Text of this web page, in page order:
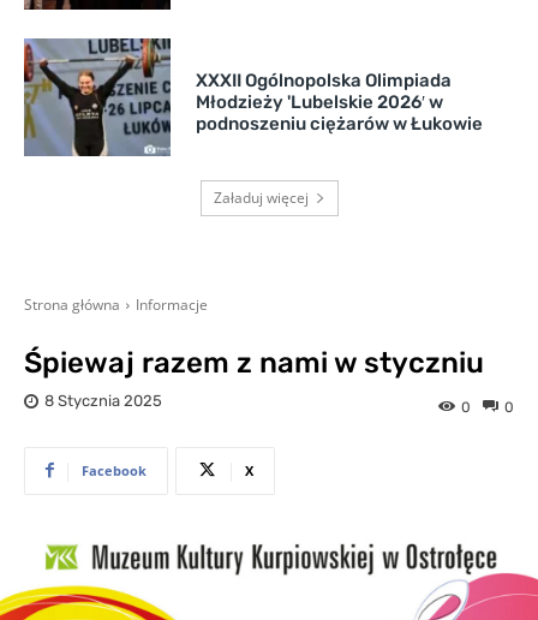
XXXII Ogólnopolska Olimpiada
Młodzieży 'Lubelskie 2026′ w
podnoszeniu ciężarów w Łukowie
Załaduj więcej